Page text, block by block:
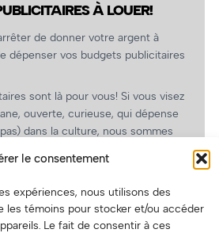
le consentement
expériences, nous utilisons des
les témoins pour stocker et/ou accéder
Le fait de consentir à ces
À LOUER!
de donner votre argent à
dépenser vos budgets publicitaires
sont là pour vous! Si vous visez
ouverte, curieuse, qui dépense
pas) dans la culture, nous sommes
spéciaux pour vous, les